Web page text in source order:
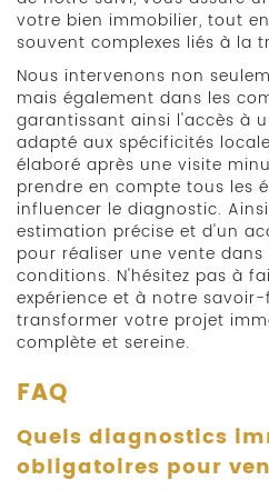
votre bien immobilier, tout
souvent complexes liés à la
Nous intervenons non
mais également dans les
garantissant ainsi l'accès à
adapté aux spécificités
élaboré après une visite
prendre en compte tous les
influencer le diagnostic.
estimation précise et d'un
pour réaliser une vente dans
conditions. N'hésitez pas à
expérience et à notre
transformer votre projet
complète et sereine.
FAQ
Quels diagnostics
obligatoires pour